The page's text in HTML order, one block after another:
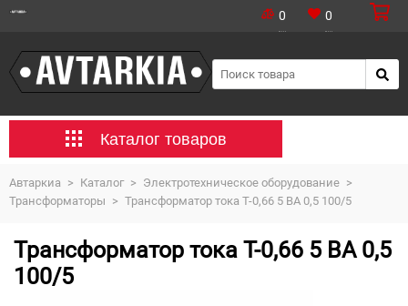
0 0
Каталог товаров
Автаркиа > Каталог > Электротехническое оборудование >
Трансформаторы > Трансформатор тока Т-0,66 5 ВА 0,5 100/5
Трансформатор тока Т-0,66 5 ВА 0,5
100/5